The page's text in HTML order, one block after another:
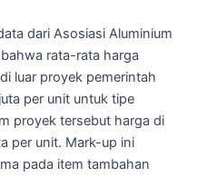
dari Asosiasi Aluminium
rata-rata harga
luar proyek pemerintah
per unit untuk tipe
proyek tersebut harga di
per unit. Mark-up ini
pada item tambahan